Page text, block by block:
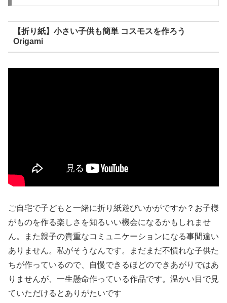
【折り紙】小さい子供も簡単 コスモスを作ろう
Origami
ご自宅で子どもと一緒に折り紙遊びいかがですか？お子様
がものを作る楽しさを知るいい機会になるかもしれませ
ん。また親子の貴重なコミュニケーションになる事間違い
ありません。私がそうなんです。まだまだ不慣れな子供た
ちが作っているので、自慢できるほどのできあがりではあ
りませんが、一生懸命作っている作品です。温かい目で見
ていただけるとありがたいです